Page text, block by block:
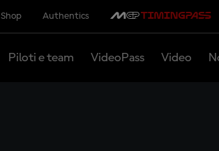
Shop Authentics
Piloti e team VideoPass Video